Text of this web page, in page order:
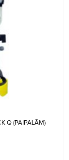
Q (PAIPALĀM)